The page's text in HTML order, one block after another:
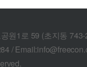
원1로 59 (초지동
/